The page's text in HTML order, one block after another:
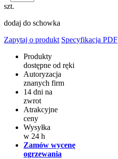
szt.
dodaj do schowka
Zapytaj o produkt Specyfikacja PDF
Produkty
dostępne od ręki
Autoryzacja
znanych firm
14 dni na
zwrot
Atrakcyjne
ceny
Wysyłka
w 24 h
Zamów wycenę
ogrzewania